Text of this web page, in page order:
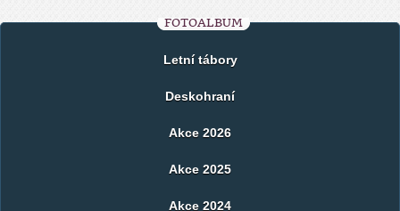
FOTOALBUM
Letní tábory
Deskohraní
Akce 2026
Akce 2025
Akce 2024